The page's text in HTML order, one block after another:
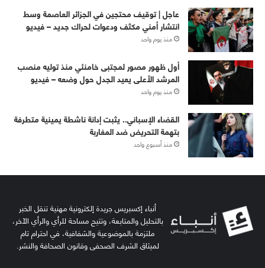
عاجل | توقيف محتجين في الجزائر العاصمة وسط
انتشار أمني مكثف ودعوات لحراك جديد – فيديو
منذ يوم واحد
أول ظهور مصور لمجتبى خامنئي منذ توليه منصب
المرشد الأعلى يعيد الجدل حول وضعه – فيديو
منذ يوم واحد
القضاء الإسباني.. يثبت إدانة ناشطة يمينية متطرفة
بتهمة التحريض ضد المغاربة
منذ أسبوع واحد
أنباء إكسبريس جريدة إلكترونية مهنية تنقل الخبر
بالتحليل والمتابعة، وتتيح مساحة للرأي والرأي الآخر،
ملتزمة بالموضوعية والشفافية، في احترام تام
لميثاق الشرف الصحفي وقانون الصحافة والنشر.